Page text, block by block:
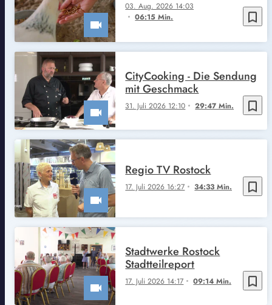
bookmark_border
03. Aug. 2026 14:03
06:15 Min.
bookmark_border
31. Juli 2026 12:10 29:47 Min.
CityCooking - Die Sendung
mit Geschmack
bookmark_border
17. Juli 2026 16:27 34:33 Min.
Regio TV Rostock
bookmark_border
17. Juli 2026 14:17 09:14 Min.
Stadtwerke Rostock
Stadtteilreport